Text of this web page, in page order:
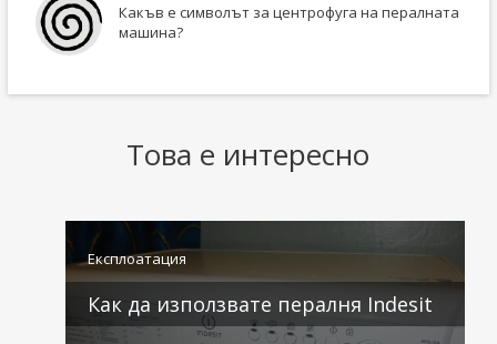
Какъв е символът за центрофуга на пералната
машина?
Това е интересно
Експлоатация
Как да използвате пералня Indesit